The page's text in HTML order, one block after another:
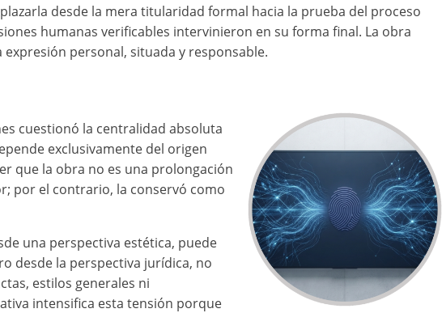
desde la mera titularidad formal hacia la prueba del proceso
humanas verificables intervinieron en su forma final. La obra
personal, situada y responsable.
cuestionó la centralidad absoluta
exclusivamente del origen
que la obra no es una prolongación
por el contrario, la conservó como
una perspectiva estética, puede
desde la perspectiva jurídica, no
estilos generales ni
intensifica esta tensión porque